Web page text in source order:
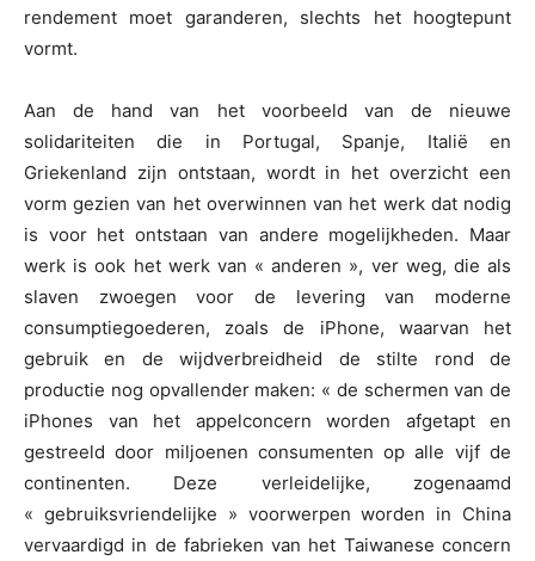
rendement moet garanderen, slechts het hoogtepunt
vormt.
Aan de hand van het voorbeeld van de nieuwe
solidariteiten die in Portugal, Spanje, Italië en
Griekenland zijn ontstaan, wordt in het overzicht een
vorm gezien van het overwinnen van het werk dat nodig
is voor het ontstaan van andere mogelijkheden. Maar
werk is ook het werk van « anderen », ver weg, die als
slaven zwoegen voor de levering van moderne
consumptiegoederen, zoals de iPhone, waarvan het
gebruik en de wijdverbreidheid de stilte rond de
productie nog opvallender maken: « de schermen van de
iPhones van het appelconcern worden afgetapt en
gestreeld door miljoenen consumenten op alle vijf de
continenten. Deze verleidelijke, zogenaamd
« gebruiksvriendelijke » voorwerpen worden in China
vervaardigd in de fabrieken van het Taiwanese concern